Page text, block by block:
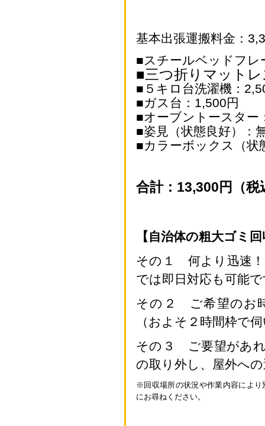
基本出張運搬料金：
■スチールベッドフレ
■三つ折りマットレ
■５キロ台洗濯機：
■ガス台：1,500円
■オーブントースター
■姿見（状態良好）：
■カラーボックス（状
合計：13,300円（税
【自治体の粗大ゴミ
その１ 何より迅速
では即日対応も可能
その２ ご希望のお
（およそ２時間枠で
その３ ご要望があ
の取り外し、屋外へ
※回収場所の状況や作業内容によ
にお尋ねください。